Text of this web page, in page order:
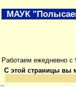
Работаем ежедневно
С этой страницы вы
МАУК